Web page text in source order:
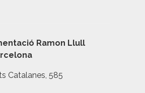
Ramon Llull
Catalanes, 585